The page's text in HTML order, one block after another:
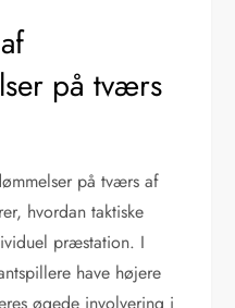
på tværs
på tværs af
hvordan taktiske
præstation. I
have højere
øgede involvering i